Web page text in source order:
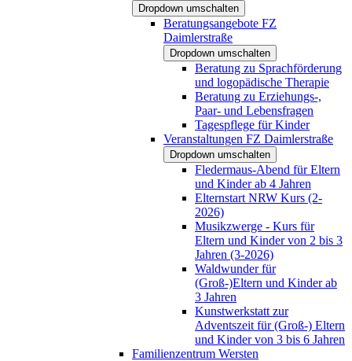
Dropdown umschalten
Beratungsangebote FZ
Daimlerstraße
Dropdown umschalten
Beratung zu Sprachförderung
und logopädische Therapie
Beratung zu Erziehungs-,
Paar- und Lebensfragen
Tagespflege für Kinder
Veranstaltungen FZ Daimlerstraße
Dropdown umschalten
Fledermaus-Abend für Eltern
und Kinder ab 4 Jahren
Elternstart NRW Kurs (2-
2026)
Musikzwerge - Kurs für
Eltern und Kinder von 2 bis 3
Jahren (3-2026)
Waldwunder für
(Groß-)Eltern und Kinder ab
3 Jahren
Kunstwerkstatt zur
Adventszeit für (Groß-) Eltern
und Kinder von 3 bis 6 Jahren
Familienzentrum Wersten